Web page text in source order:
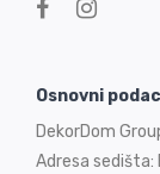
Osnovni
DekorDom
Adresa sedišta: